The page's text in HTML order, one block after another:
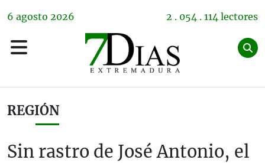
6 agosto 2026 2 . 054 . 114 lectores
REGIÓN
Sin rastro de José Antonio, el